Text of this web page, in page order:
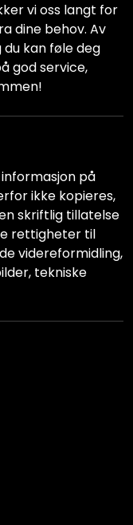
vi oss langt for
dine behov. Av
du kan føle deg
god service,
på
ikke kopieres,
skriftlig tillatelse
rettigheter til
videreformidling,
tekniske